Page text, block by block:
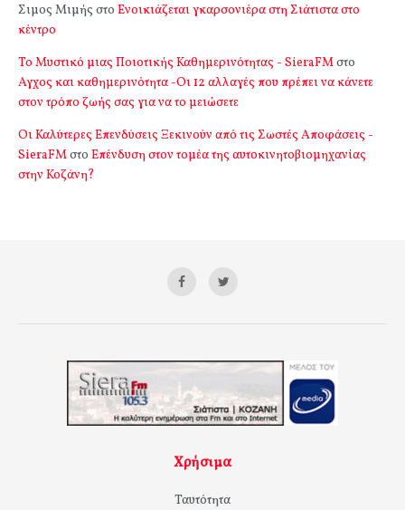
Σιμος Μιμής στο Ενοικιάζεται γκαρσονιέρα στη Σιάτιστα στο
κέντρο
Το Μυστικό μιας Ποιοτικής Καθημερινότητας - SieraFMστο
Αγχος και καθημερινότητα -Οι 12 αλλαγές που πρέπει να κάνετε
στον τρόπο ζωής σας για να το μειώσετε
Οι Καλύτερες Επενδύσεις Ξεκινούν από τις Σωστές Αποφάσεις -
SieraFMστο Επένδυση στον τομέα της αυτοκινητοβιομηχανίας
στην Κοζάνη?
Χρήσιμα
Ταυτότητα